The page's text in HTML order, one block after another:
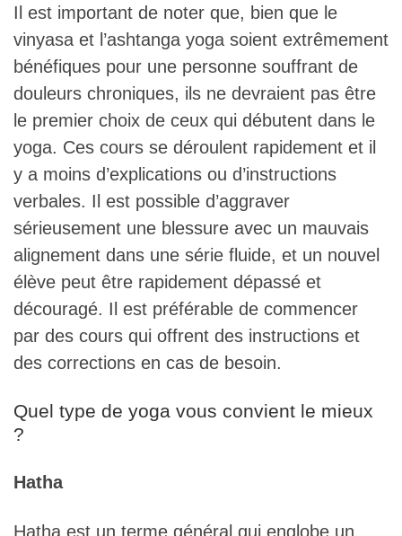
Il est important de noter que, bien que le
vinyasa et l’ashtanga yoga soient extrêmement
bénéfiques pour une personne souffrant de
douleurs chroniques, ils ne devraient pas être
le premier choix de ceux qui débutent dans le
yoga. Ces cours se déroulent rapidement et il
y a moins d’explications ou d’instructions
verbales. Il est possible d’aggraver
sérieusement une blessure avec un mauvais
alignement dans une série fluide, et un nouvel
élève peut être rapidement dépassé et
découragé. Il est préférable de commencer
par des cours qui offrent des instructions et
des corrections en cas de besoin.
Quel type de yoga vous convient le mieux
?
Hatha
Hatha est un terme général qui englobe un